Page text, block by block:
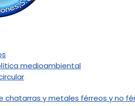
medioambiental
chatarras y metales férreos y no